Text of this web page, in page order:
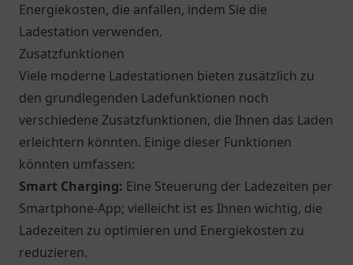
Energiekosten, die anfallen, indem Sie die
Ladestation verwenden.
Zusatzfunktionen
Viele moderne Ladestationen bieten zusätzlich zu
den grundlegenden Ladefunktionen noch
verschiedene Zusatzfunktionen, die Ihnen das Laden
erleichtern könnten. Einige dieser Funktionen
könnten umfassen:
Smart Charging: Eine Steuerung der Ladezeiten per
Smartphone-App; vielleicht ist es Ihnen wichtig, die
Ladezeiten zu optimieren und Energiekosten zu
reduzieren.